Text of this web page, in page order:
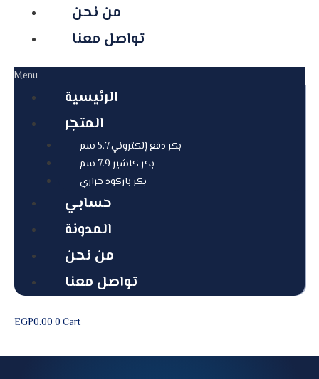
من نحن
تواصل معنا
Menu
الرئيسية
المتجر
بكر دفع إلكتروني 5.7 سم
بكر كاشير 7.9 سم
بكر باركود حراري
حسابي
المدونة
من نحن
تواصل معنا
EGP0.000Cart